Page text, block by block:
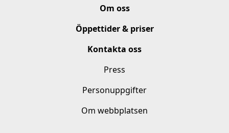
Om oss
Öppettider & priser
Kontakta oss
Press
Personuppgifter
Om webbplatsen